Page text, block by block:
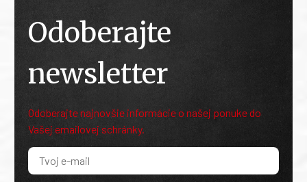
Odoberajte
newsletter
Odoberajte najnovšie informácie o našej ponuke do
Vašej emailovej schránky.